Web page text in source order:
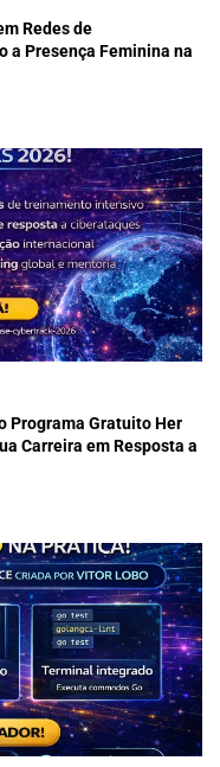
Redes de
a Presença Feminina na
Programa Gratuito Her
Carreira em Resposta a